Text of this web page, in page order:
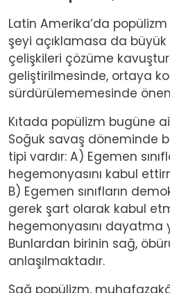
Latin Amerika’da
şeyi açıklamasa da
çelişkileri çözüme
geliştirilmesinde, ortaya
sürdürülememesinde
Kıtada popülizm bugüne
Soğuk savaş döneminde
tipi vardır: A) Egemen
hegemonyasını kabul
B) Egemen sınıfların
gerek şart olarak kabul
hegemonyasını dayatma
Bunlardan birinin sağ,
anlaşılmaktadır.
Sağ popülizm,